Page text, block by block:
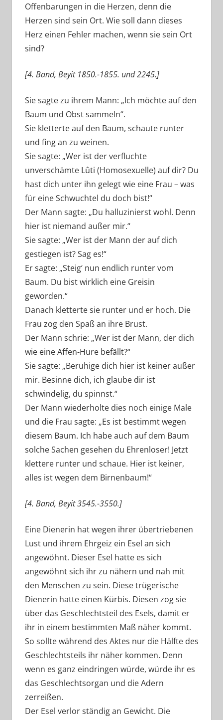
Offenbarungen in die Herzen, denn die
Herzen sind sein Ort. Wie soll dann dieses
Herz einen Fehler machen, wenn sie sein Ort
sind?
[4. Band, Beyit 1850.-1855. und 2245.]
Sie sagte zu ihrem Mann: „Ich möchte auf den
Baum und Obst sammeln“.
Sie kletterte auf den Baum, schaute runter
und fing an zu weinen.
Sie sagte: „Wer ist der verfluchte
unverschämte Lûti (Homosexuelle) auf dir? Du
hast dich unter ihn gelegt wie eine Frau – was
für eine Schwuchtel du doch bist!“
Der Mann sagte: „Du halluzinierst wohl. Denn
hier ist niemand außer mir.“
Sie sagte: „Wer ist der Mann der auf dich
gestiegen ist? Sag es!“
Er sagte: „Steig‘ nun endlich runter vom
Baum. Du bist wirklich eine Greisin
geworden.“
Danach kletterte sie runter und er hoch. Die
Frau zog den Spaß an ihre Brust.
Der Mann schrie: „Wer ist der Mann, der dich
wie eine Affen-Hure befällt?“
Sie sagte: „Beruhige dich hier ist keiner außer
mir. Besinne dich, ich glaube dir ist
schwindelig, du spinnst.“
Der Mann wiederholte dies noch einige Male
und die Frau sagte: „Es ist bestimmt wegen
diesem Baum. Ich habe auch auf dem Baum
solche Sachen gesehen du Ehrenloser! Jetzt
klettere runter und schaue. Hier ist keiner,
alles ist wegen dem Birnenbaum!“
[4. Band, Beyit 3545.-3550.]
Eine Dienerin hat wegen ihrer übertriebenen
Lust und ihrem Ehrgeiz ein Esel an sich
angewöhnt. Dieser Esel hatte es sich
angewöhnt sich ihr zu nähern und nah mit
den Menschen zu sein. Diese trügerische
Dienerin hatte einen Kürbis. Diesen zog sie
über das Geschlechtsteil des Esels, damit er
ihr in einem bestimmten Maß näher kommt.
So sollte während des Aktes nur die Hälfte des
Geschlechtsteils ihr näher kommen. Denn
wenn es ganz eindringen würde, würde ihr es
das Geschlechtsorgan und die Adern
zerreißen.
Der Esel verlor ständig an Gewicht. Die